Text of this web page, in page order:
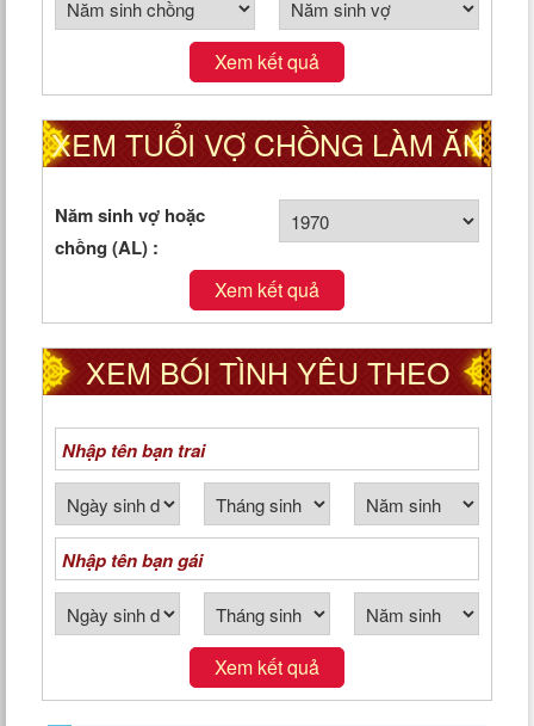
Xem kết quả
XEM TUỔI VỢ CHỒNG LÀM ĂN
TỐT HAY XẤU
Năm sinh vợ hoặc
chồng (AL) :
Xem kết quả
XEM BÓI TÌNH YÊU THEO
NGÀY THÁNG NĂM SINH
Xem kết quả